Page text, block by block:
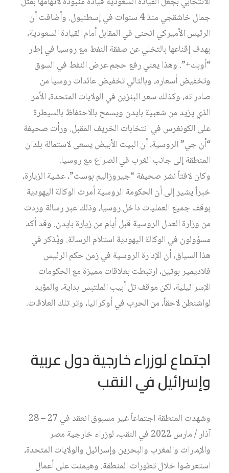
جمال خاشقجي منذ 4 سنوات في إسطنبول. وأضافت أن
الرئيس الأميركي انحنى في المقابل أمام القيادة السعودية،
بهدف إقناعها بالتخلي عن صفقة النفط مع روسيا في إطار
“أوبك+”. وهذا يعني رفع حجم عرض النفط في السوق
وتخفيض أسعاره، وبالتالي تخفيض عائدات روسيا من
صادراته، وكذلك سعر البنزين في الولايات المتحدة، الأمر
الذي يزيد من شعبية بايدن ويسمح بالاحتفاظ بالسيطرة
على الكونغرس في انتخابات الخريف المقبل. ورأت صحيفة
“أن جي” الروسية، أن البيت الأبيض يسعى لاستمالة بلدان
المنطقة إلى جانب الغرب في الصراع مع روسيا.
وكان لافتاً نشر صحيفة “جيروزاليم بوست”، عشية الزيارة،
خبراً يشير إلى أن الحكومة الروسية أمرت الوكالة اليهودية
بوقف جميع العمليات داخل روسيا، وذلك عبر رسالة وردت
من وزارة العدل الروسية قبل أيام من زيارة بايدن. وقد أكد
مسؤولون في الوكالة اليهودية استلام الرسالة. ويُذكر في
هذا السياق، أن الإدارة الروسية في زمن حكم الرئيس
فلاديمير بوتين، ارتبطت بعلاقات مميزة مع الحكومات
الإسرائيلية، لكن موقف تل أبيب الملتبس بداية، والمؤيد
لواشنطن لاحقاً، من الحرب في أوكرانيا، وتر تلك العلاقات.
اجتماع لوزراء خارجية دول عربية
وإسرائيل في النقب
وشهدت المنطقة اجتماعاً غير مسبوق انعقد في 27 – 28
آذار / مارس 2022 في النقب، لوزراء خارجية مصر
والإمارات والمغرب والبحرين وإسرائيل والولايات المتحدة،
استعرضوا خلال تطورات المنطقة. وهيمنت على أعمال